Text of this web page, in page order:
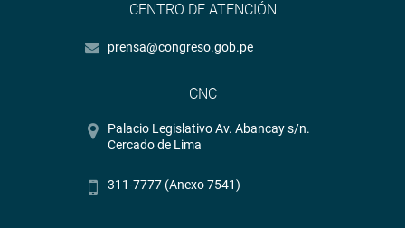
CENTRO DE ATENCIÓN
prensa@congreso.gob.pe
CNC
Palacio Legislativo Av. Abancay s/n.
Cercado de Lima
311-7777 (Anexo 7541)